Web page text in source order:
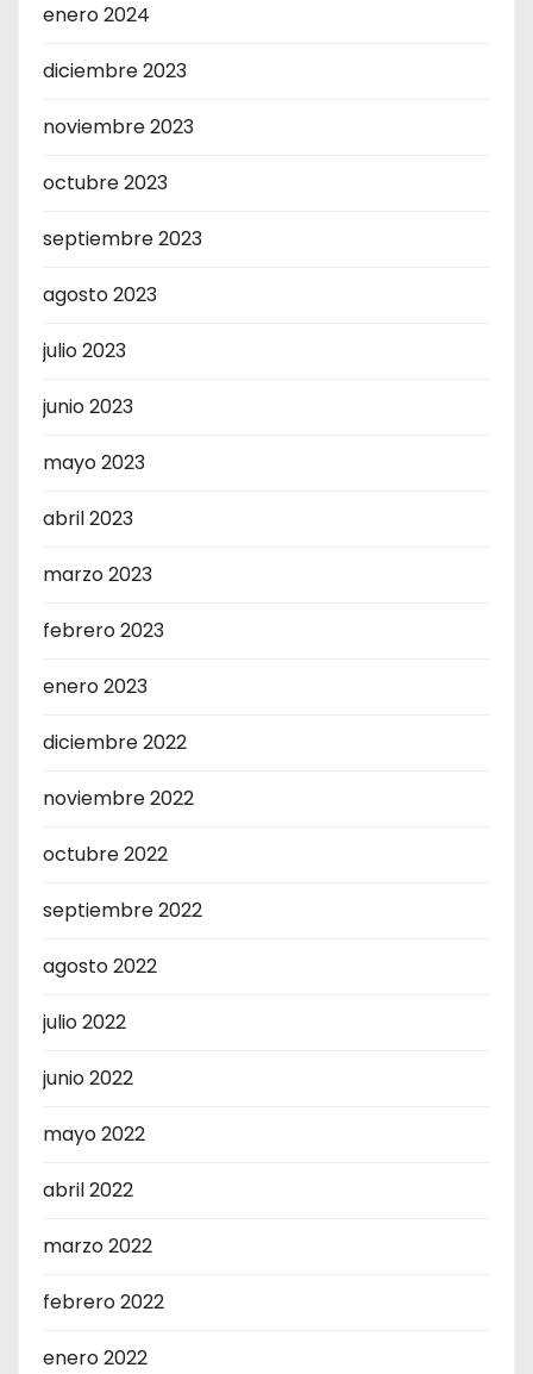
enero 2024
diciembre 2023
noviembre 2023
octubre 2023
septiembre 2023
agosto 2023
julio 2023
junio 2023
mayo 2023
abril 2023
marzo 2023
febrero 2023
enero 2023
diciembre 2022
noviembre 2022
octubre 2022
septiembre 2022
agosto 2022
julio 2022
junio 2022
mayo 2022
abril 2022
marzo 2022
febrero 2022
enero 2022